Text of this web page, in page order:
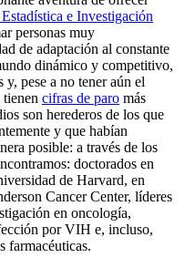
e Investigación
personas muy
de adaptación al constante
dinámico y competitivo,
y, pese a no tener aún el
tienen cifras de paro más
son herederos de los que
y que habían
posible: a través de los
doctorados en
de Harvard, en
Cancer Center, líderes
en oncología,
por VIH e, incluso,
farmacéuticas.